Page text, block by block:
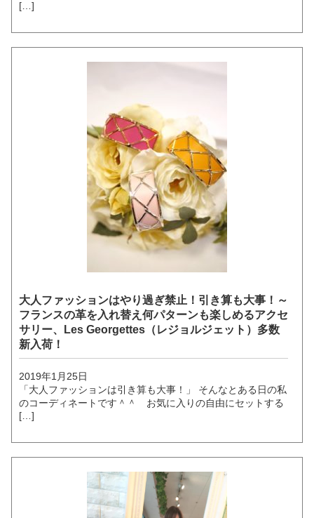
[…]
大人ファッションはやり過ぎ禁止！引き算も大事！～
フランスの革を入れ替え何パターンも楽しめるアクセ
サリー、Les Georgettes（レジョルジェット）多数
新入荷！
2019年1月25日
「大人ファッションは引き算も大事！」 そんなとある日の私
のコーディネートです＾＾ お気に入りの自由にセットする
[…]